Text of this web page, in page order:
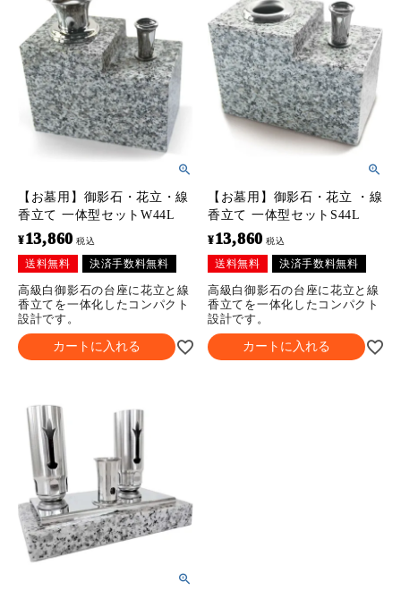
【お墓用】御影石・花立・線
香立て 一体型セットW44L
¥13,860 税込
送料無料 決済手数料無料
高級白御影石の台座に花立と線
香立てを一体化したコンパクト
設計です。
カートに入れる
【お墓用】御影石・花立 ・線
香立て 一体型セットS44L
¥13,860 税込
送料無料 決済手数料無料
高級白御影石の台座に花立と線
香立てを一体化したコンパクト
設計です。
カートに入れる